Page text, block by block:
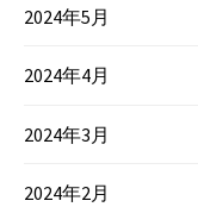
2024年5月
2024年4月
2024年3月
2024年2月